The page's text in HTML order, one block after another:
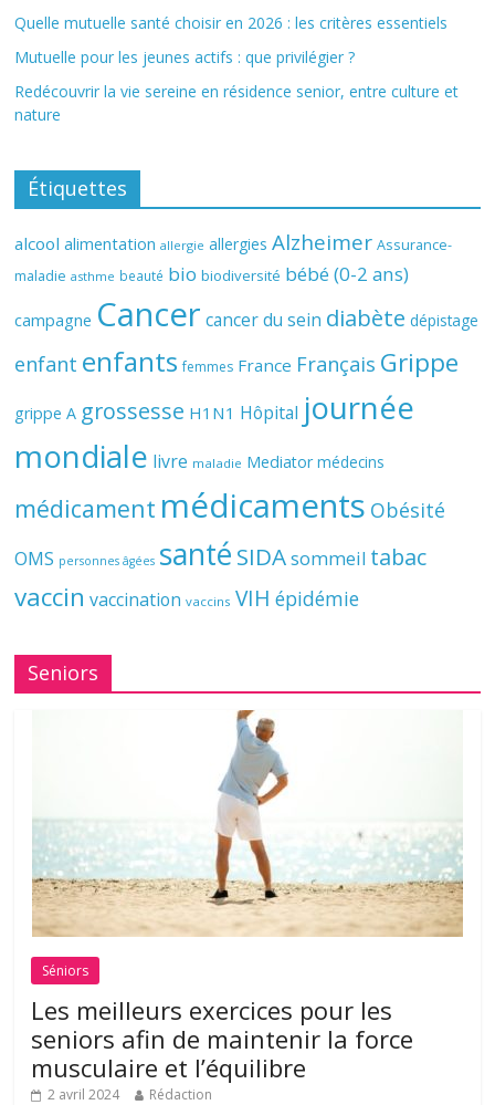
Quelle mutuelle santé choisir en 2026 : les critères essentiels
Mutuelle pour les jeunes actifs : que privilégier ?
Redécouvrir la vie sereine en résidence senior, entre culture et
nature
Étiquettes
alcool alimentation allergie allergies Alzheimer Assurance-
maladie asthme beauté bio biodiversité bébé (0-2 ans)
campagne Cancer cancer du sein diabète dépistage
enfant enfants femmes France Français Grippe
grippe A grossesse H1N1 Hôpital journée
mondiale livre maladie Mediator médecins
médicament médicaments Obésité
OMS personnes âgées santé SIDAsommeil tabac
vaccin vaccination vaccins VIH épidémie
Seniors
Séniors
Les meilleurs exercices pour les
seniors afin de maintenir la force
musculaire et l’équilibre
2 avril 2024 Rédaction